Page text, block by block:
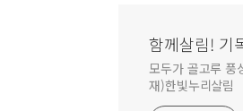
함께살림! 기
모두가 골고루
재)한빛누리살림